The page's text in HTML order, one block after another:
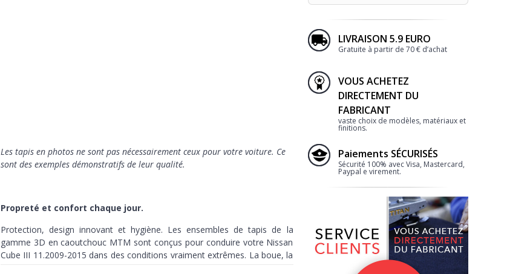
Les tapis en photos ne sont pas nécessairement ceux pour votre voiture. Ce
sont des exemples démonstratifs de leur qualité.
Propreté et confort chaque jour.
Protection, design innovant et hygiène. Les ensembles de tapis de la
gamme 3D en caoutchouc MTM sont conçus pour conduire votre Nissan
Cube III 11.2009-2015 dans des conditions vraiment extrêmes. La boue, la
LIVRAISON 5.9 EURO
Gratuite à partir de 70 € d’achat
VOUS ACHETEZ
DIRECTEMENT DU
FABRICANT
vaste choix de modèles, matériaux et
finitions.
Paiements SÉCURISÉS
Sécurité 100% avec Visa, Mastercard,
Paypal e virement.